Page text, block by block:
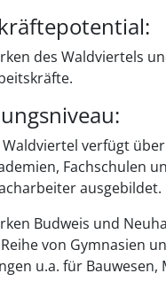
des Waldviertels
Waldviertel verfügt
Fachschulen
ausgebildet.
Budweis und
von Gymnasien
u.a. für